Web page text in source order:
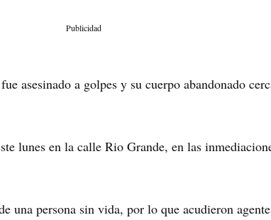
Publicidad
asesinado a golpes y su cuerpo abandonado
lunes en la calle Rio Grande, en las
una persona sin vida, por lo que acudieron